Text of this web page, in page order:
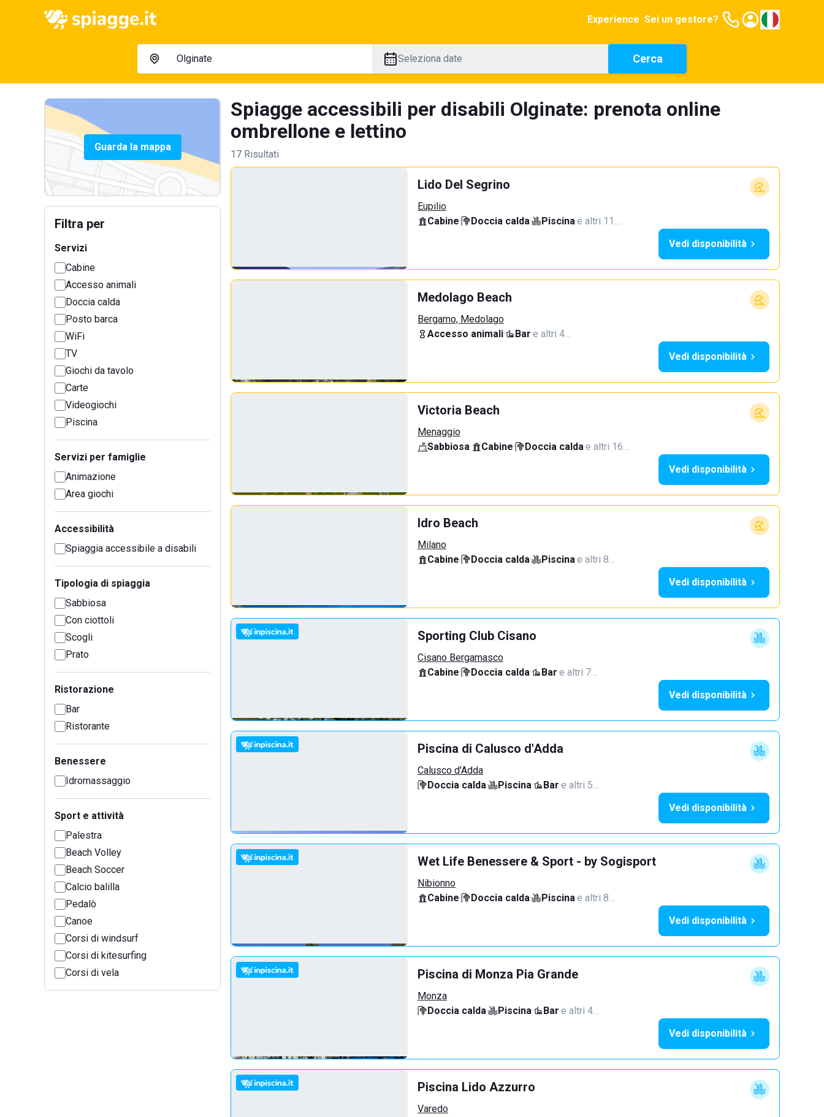
Experience Sei un gestore?
Seleziona date Cerca
Guarda la mappa
Filtra per
Servizi
Cabine
Accesso animali
Doccia calda
Posto barca
WiFi
TV
Giochi da tavolo
Carte
Videogiochi
Piscina
Servizi per famiglie
Animazione
Area giochi
Accessibilità
Spiaggia accessibile a disabili
Tipologia di spiaggia
Sabbiosa
Con ciottoli
Scogli
Prato
Ristorazione
Bar
Ristorante
Benessere
Idromassaggio
Sport e attività
Palestra
Beach Volley
Beach Soccer
Calcio balilla
Pedalò
Canoe
Corsi di windsurf
Corsi di kitesurfing
Corsi di vela
Spiagge accessibili per disabili Olginate: prenota online
ombrellone e lettino
17 Risultati
Lido Del Segrino
Eupilio
Cabine· Doccia calda· Piscina·e altri 11…
Vedi disponibilità
Medolago Beach
Bergamo, Medolago
Accesso animali· Bar·e altri 4…
Vedi disponibilità
Victoria Beach
Menaggio
Sabbiosa· Cabine· Doccia calda·e altri 16…
Vedi disponibilità
Idro Beach
Milano
Cabine· Doccia calda· Piscina·e altri 8…
Vedi disponibilità
Sporting Club Cisano
Cisano Bergamasco
Cabine· Doccia calda· Bar·e altri 7…
Vedi disponibilità
Piscina di Calusco d'Adda
Calusco d'Adda
Doccia calda· Piscina· Bar·e altri 5…
Vedi disponibilità
Wet Life Benessere & Sport - by Sogisport
Nibionno
Cabine· Doccia calda· Piscina·e altri 8…
Vedi disponibilità
Piscina di Monza Pia Grande
Monza
Doccia calda· Piscina· Bar·e altri 4…
Vedi disponibilità
Piscina Lido Azzurro
Varedo